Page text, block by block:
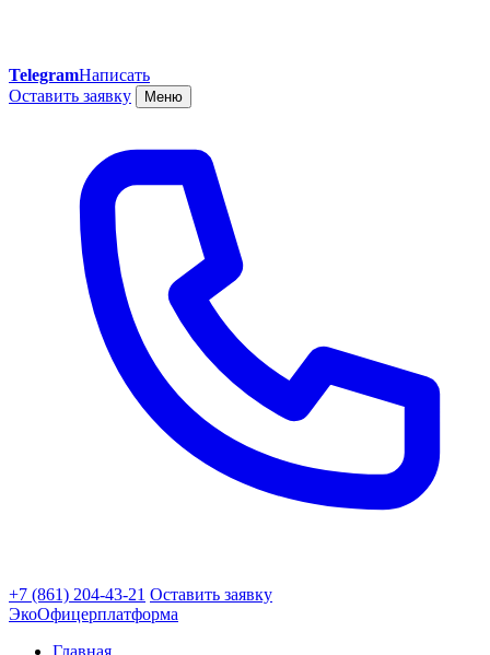
TelegramНаписать
Оставить заявку
Меню
+7 (861) 204-43-21 Оставить заявку
ЭкоОфицерплатформа
Главная